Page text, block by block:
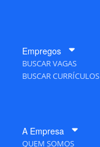
Empregos
BUSCAR VAGAS
BUSCAR CURRÍCULOS
A Empresa
QUEM SOMOS